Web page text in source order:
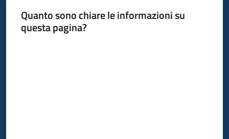
Quanto sono chiare le informazioni su
questa pagina?